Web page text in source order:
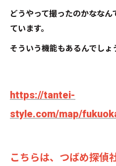
どうやって撮ったのかなな
ています。
そういう機能もあるんでしょ
https://tantei-
style.com/map/
こちらは、つばめ探偵